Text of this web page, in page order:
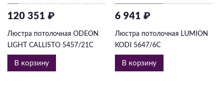
120 351 ₽
Люстра потолочная ODEON
LIGHT CALLISTO 5457/21C
В корзину
6 941 ₽
Люстра потолочная LUMION
KODI 5647/6C
В корзину